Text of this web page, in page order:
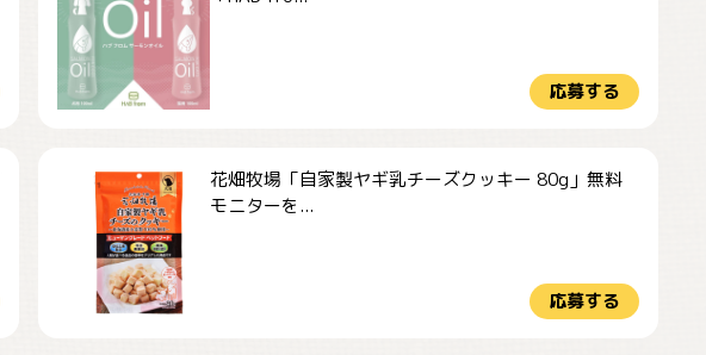
応募する
花畑牧場「自家製ヤギ乳チーズクッキー 80g」無料
モニターを...
応募する